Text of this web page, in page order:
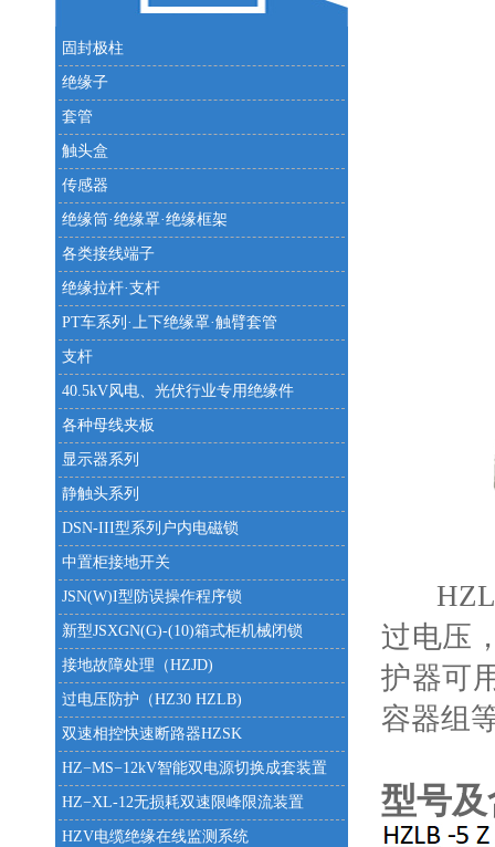
固封极柱
绝缘子
套管
触头盒
传感器
绝缘筒·绝缘罩·绝缘框架
各类接线端子
绝缘拉杆·支杆
PT车系列·上下绝缘罩·触臂套管
支杆
40.5kV风电、光伏行业专用绝缘件
各种母线夹板
显示器系列
静触头系列
DSN-III型系列户内电磁锁
中置柜接地开关
JSN(W)I型防误操作程序锁
新型JSXGN(G)-(10)箱式柜机械闭锁
接地故障处理（HZJD)
过电压防护（HZ30 HZLB)
双速相控快速断路器HZSK
HZ−MS−12kV智能双电源切换成套装置
HZ−XL-12无损耗双速限峰限流装置
HZV电缆绝缘在线监测系统
HZLB
过电压
护器可
容器组
型号